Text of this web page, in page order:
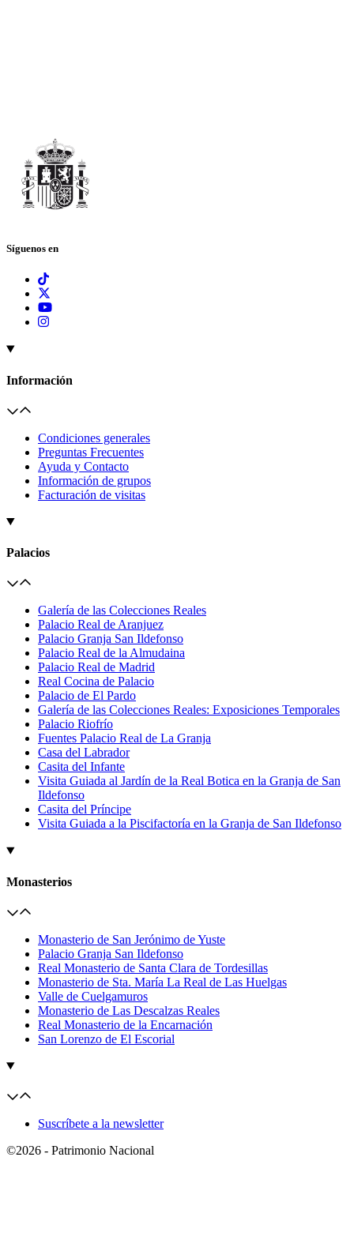
Síguenos en
Información
Condiciones generales
Preguntas Frecuentes
Ayuda y Contacto
Información de grupos
Facturación de visitas
Palacios
Galería de las Colecciones Reales
Palacio Real de Aranjuez
Palacio Granja San Ildefonso
Palacio Real de la Almudaina
Palacio Real de Madrid
Real Cocina de Palacio
Palacio de El Pardo
Galería de las Colecciones Reales: Exposiciones Temporales
Palacio Riofrío
Fuentes Palacio Real de La Granja
Casa del Labrador
Casita del Infante
Visita Guiada al Jardín de la Real Botica en la Granja de San
Ildefonso
Casita del Príncipe
Visita Guiada a la Piscifactoría en la Granja de San Ildefonso
Monasterios
Monasterio de San Jerónimo de Yuste
Palacio Granja San Ildefonso
Real Monasterio de Santa Clara de Tordesillas
Monasterio de Sta. María La Real de Las Huelgas
Valle de Cuelgamuros
Monasterio de Las Descalzas Reales
Real Monasterio de la Encarnación
San Lorenzo de El Escorial
Suscríbete a la newsletter
©2026 - Patrimonio Nacional